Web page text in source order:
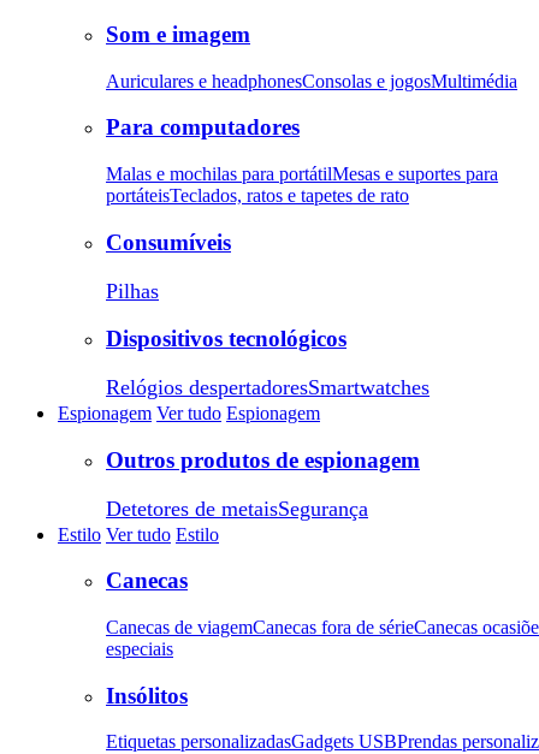
Som e imagem
Auriculares e headphonesConsolas e jogosMultimédia
Para computadores
Malas e mochilas para portátilMesas e suportes para
portáteisTeclados, ratos e tapetes de rato
Consumíveis
Pilhas
Dispositivos tecnológicos
Relógios despertadoresSmartwatches
Espionagem Ver tudo Espionagem
Outros produtos de espionagem
Detetores de metaisSegurança
Estilo Ver tudo Estilo
Canecas
Canecas de viagemCanecas fora de sérieCanecas
especiais
Insólitos
Etiquetas personalizadasGadgets USBPrendas